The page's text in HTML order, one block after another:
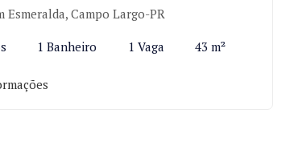
Esmeralda, Campo Largo-PR
1 Banheiro 1 Vaga 43 m²